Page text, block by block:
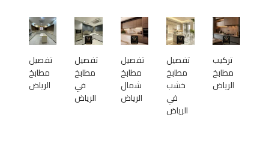
تركيب
مطابخ
الرياض
تفصيل
مطابخ
خشب
في
الرياض
تفصيل
مطابخ
شمال
الرياض
تفصيل
مطابخ
في
الرياض
تفصيل
مطابخ
الرياض